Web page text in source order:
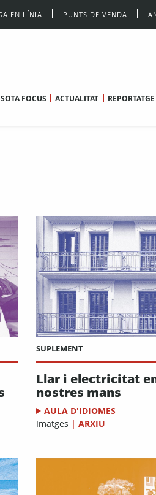
EN LÍNIA PUNTS DE VENDA
SOTA FOCUS ACTUALITAT REPORTATGE
SUPLEMENT
Llar i electricitat
nostres mans
AULA D'IDIOMES
Imatges | ARXIU